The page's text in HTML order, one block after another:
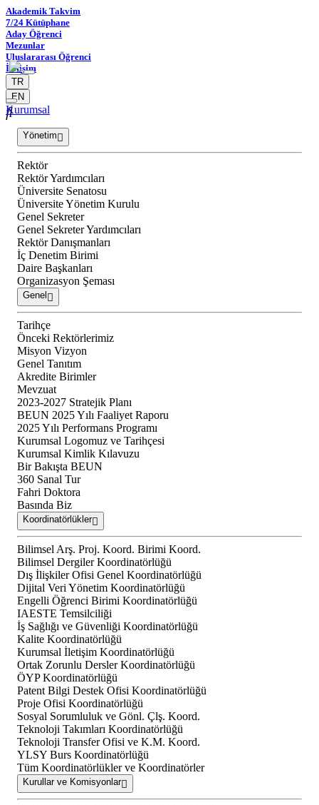
Akademik Takvim
7/24 Kütüphane
Aday Öğrenci
Mezunlar
Uluslararası Öğrenci
İletişim
TR
EN
Kurumsal
Yönetim
Rektör
Rektör Yardımcıları
Üniversite Senatosu
Üniversite Yönetim Kurulu
Genel Sekreter
Genel Sekreter Yardımcıları
Rektör Danışmanları
İç Denetim Birimi
Daire Başkanları
Organizasyon Şeması
Genel
Tarihçe
Önceki Rektörlerimiz
Misyon Vizyon
Genel Tanıtım
Akredite Birimler
Mevzuat
2023-2027 Stratejik Planı
BEUN 2025 Yılı Faaliyet Raporu
2025 Yılı Performans Programı
Kurumsal Logomuz ve Tarihçesi
Kurumsal Kimlik Kılavuzu
Bir Bakışta BEUN
360 Sanal Tur
Fahri Doktora
Basında Biz
Koordinatörlükler
Bilimsel Arş. Proj. Koord. Birimi Koord.
Bilimsel Dergiler Koordinatörlüğü
Dış İlişkiler Ofisi Genel Koordinatörlüğü
Dijital Veri Yönetim Koordinatörlüğü
Engelli Öğrenci Birimi Koordinatörlüğü
IAESTE Temsilciliği
İş Sağlığı ve Güvenliği Koordinatörlüğü
Kalite Koordinatörlüğü
Kurumsal İletişim Koordinatörlüğü
Ortak Zorunlu Dersler Koordinatörlüğü
ÖYP Koordinatörlüğü
Patent Bilgi Destek Ofisi Koordinatörlüğü
Proje Ofisi Koordinatörlüğü
Sosyal Sorumluluk ve Gönl. Çlş. Koord.
Teknoloji Takımları Koordinatörlüğü
Teknoloji Transfer Ofisi ve K.M. Koord.
YLSY Burs Koordinatörlüğü
Tüm Koordinatörlükler ve Koordinatörler
Kurullar ve Komisyonlar